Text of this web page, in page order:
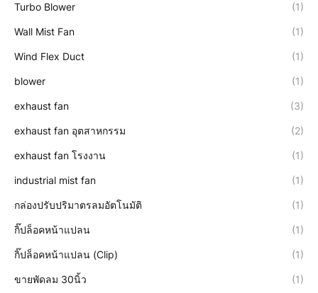
Turbo Blower (1)
Wall Mist Fan (1)
Wind Flex Duct (1)
blower (1)
exhaust fan (3)
exhaust fan อุตสาหกรรม (2)
exhaust fan โรงงาน (1)
industrial mist fan (1)
กล่องปรับปริมาตรลมอัตโนมัติ (1)
กิ๊ปล็อคหน้าแปลน (1)
กิ๊ปล็อคหน้าแปลน (Clip) (1)
ขายพัดลม 30นิ้ว (1)